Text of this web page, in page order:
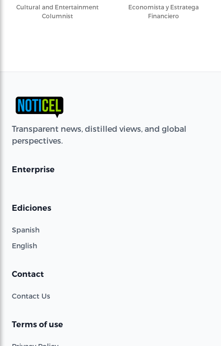
Cultural and Entertainment
Columnist
Economista y Estratega
Financiero
Transparent news, distilled views, and global
perspectives.
Enterprise
Ediciones
Spanish
English
Contact
Contact Us
Terms of use